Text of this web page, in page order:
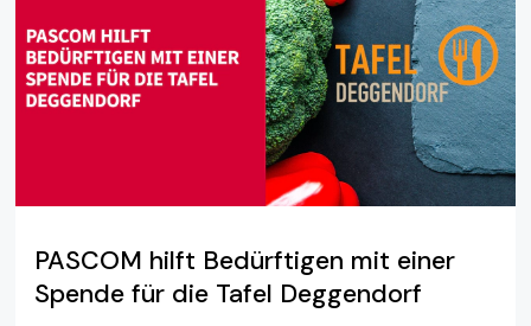
PASCOM hilft Bedürftigen mit einer
Spende für die Tafel Deggendorf